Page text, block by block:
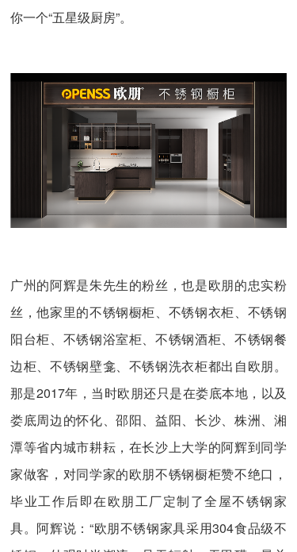
你一个“五星级厨房”。
广州的阿辉是朱先生的粉丝，也是欧朋的忠实粉
丝，他家里的不锈钢橱柜、不锈钢衣柜、不锈钢
阳台柜、不锈钢浴室柜、不锈钢酒柜、不锈钢餐
边柜、不锈钢壁龛、不锈钢洗衣柜都出自欧朋。
那是2017年，当时欧朋还只是在娄底本地，以及
娄底周边的怀化、邵阳、益阳、长沙、株洲、湘
潭等省内城市耕耘，在长沙上大学的阿辉到同学
家做客，对同学家的欧朋不锈钢橱柜赞不绝口，
毕业工作后即在欧朋工厂定制了全屋不锈钢家
具。阿辉说：“欧朋不锈钢家具采用304食品级不